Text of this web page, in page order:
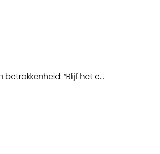
Werkdruk en betrokkenheid: “Blijf het echte gesprek voeren”